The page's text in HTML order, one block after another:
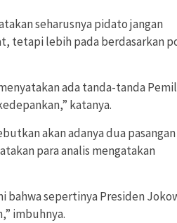
seharusnya pidato jangan
tetapi lebih pada berdasarkan
ada tanda-tanda
katanya.
akan adanya dua
para analis mengatakan
bahwa sepertinya Presiden
imbuhnya.